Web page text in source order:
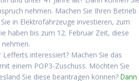
nehmen. Machen Sie Ihren Betrieb
in Elektrofahrzeuge investieren, zum
haben bis zum 12. Februar Zeit, diese
Lefferts interessiert? Machen Sie das
einem POP3-Zuschuss. Möchten Sie
Sie diese beantragen können? Dann